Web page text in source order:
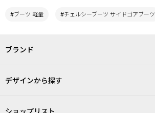
#ブーツ 軽量 #チェルシーブーツ サイドゴアブーツ
ブランド
デザインから探す
ショップリスト